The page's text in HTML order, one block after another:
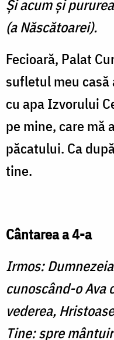
Şi acum şi
(a Născătoarei).
Fecioară, Palat
sufletul meu casă
cu apa Izvorului
pe mine, care mă
păcatului. Ca
tine.
Cântarea a 4-a
Irmos:
cunoscând-o Ava
vederea,
Tine: spre